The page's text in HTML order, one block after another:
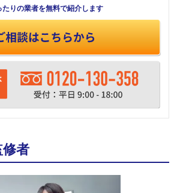
たりの業者を無料で紹介します
者